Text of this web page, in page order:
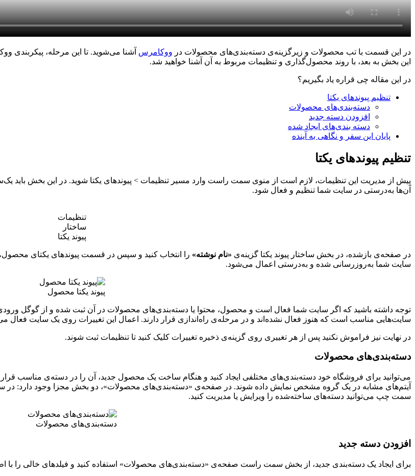
در این قسمت با تب محصولات و زیرگزینه‌ی دسته‌بندی‌های محصولات در ووکامرس آشنا می‌شوید. تا این مرحله،
این بخش به بعد، با روند محصول‌گذاری و تنظیمات مربوط به آن آشنا خواهید شد.
در این مقاله چی قراره یاد بگیریم؟
تنظیم پیوندهای یکتا
دسته‌بندی‌های محصولات
افزودن دسته جدید
دسته بندی‌های ایجاد شده
پایان این سفر و نگاهی به آینده
تنظیم پیوندهای یکتا
پیش از مدیریت این تنظیمات، لازم است از منوی سمت راست وارد مسیر تنظیمات > پیوندهای یکتا شوید. در این بخش باید
آن‌ها به‌درستی در سایت شما تنظیم و فعال شود.
تنظیمات
ساختار
پیوند یکتا
در صفحه‌ی بازشده، در بخش ساختار پیوند یکتا گزینه‌ی «نام نوشته» را انتخاب کنید و سپس در قسمت پیوندهای یکتای محصول،
سایت شما به‌روزرسانی شده و به‌درستی اعمال می‌شود.
پیوند یکتا محصول
توجه داشته باشید که اگر سایت شما فعال است و محصول، محتوا یا دسته‌بندی‌های محصولات در آن ثبت شده و از گوگل ورودی
سایت‌هایی مناسب است که هنوز فعال نشده‌اند و در مرحله‌ی راه‌اندازی قرار دارند. اعمال این تغییرات روی یک سایت فعال می‌تواند باعث بروز
در نهایت نیز فراموش نکنید پس از هر تغییری روی گزینه‌ی ذخیره تغییرات کلیک کنید تا تنظیمات ثبت شوند.
دسته‌بندی‌های محصولات
می‌توانید برای فروشگاه خود دسته‌بندی‌های مختلفی ایجاد کنید و هنگام ساخت یک محصول جدید، آن را در دسته‌ی مناسب
آیتم‌های مشابه در یک گروه مشخص نمایش داده شوند. در صفحه‌ی «دسته‌بندی‌های محصولات»، دو بخش مجزا وجود دارد:
سمت چپ می‌توانید دسته‌های ساخته‌شده را ویرایش یا مدیریت کنید.
دسته‌بندی‌های محصولات
افزودن دسته جدید
برای ایجاد یک دسته‌بندی جدید، از بخش سمت راست صفحه‌ی «دسته‌بندی‌های محصولات» استفاده کنید و فیلدهای خالی را با